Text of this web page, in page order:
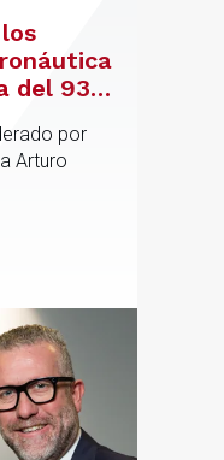
del 93%
de
por
Arturo